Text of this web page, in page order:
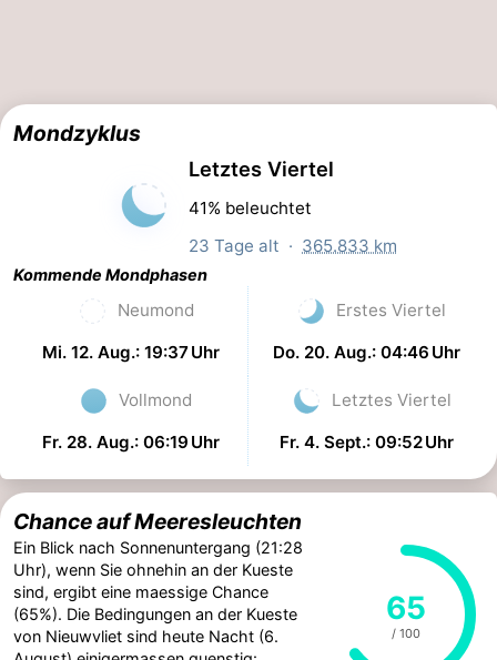
Mondzyklus
Letztes Viertel
41% beleuchtet
23 Tage alt · 365.833 km
Kommende Mondphasen
Neumond
Mi. 12. Aug.: 19:37 Uhr
Erstes Viertel
Do. 20. Aug.: 04:46 Uhr
Vollmond
Fr. 28. Aug.: 06:19 Uhr
Letztes Viertel
Fr. 4. Sept.: 09:52 Uhr
Chance auf Meeresleuchten
65
/ 100
Ein Blick nach Sonnenuntergang (21:28
Uhr), wenn Sie ohnehin an der Kueste
sind, ergibt eine maessige Chance
(65%). Die Bedingungen an der Kueste
von Nieuwvliet sind heute Nacht (6.